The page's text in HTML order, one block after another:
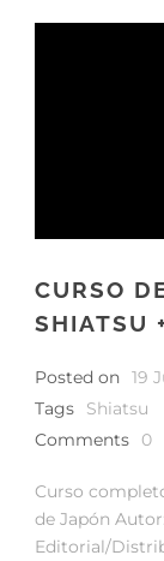
CURSO
SHIATSU
Posted on 19
Tags
Shiatsu
Comments
0
Curso
de Japón
Editorial/